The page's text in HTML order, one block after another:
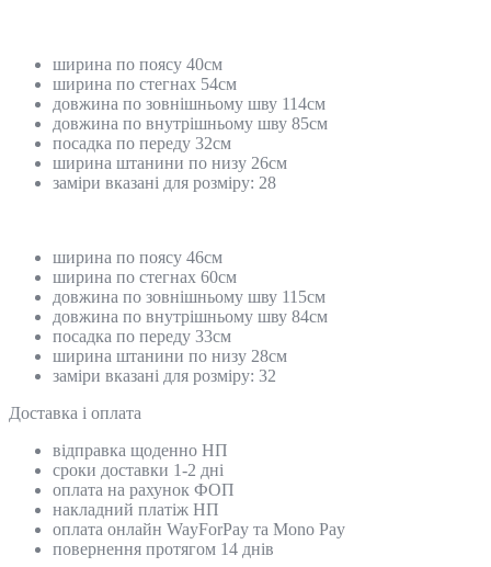
ширина по поясу 40см
ширина по стегнах 54см
довжина по зовнішньому шву 114см
довжина по внутрішньому шву 85см
посадка по переду 32см
ширина штанини по низу 26см
заміри вказані для розміру: 28
ширина по поясу 46см
ширина по стегнах 60см
довжина по зовнішньому шву 115см
довжина по внутрішньому шву 84см
посадка по переду 33см
ширина штанини по низу 28см
заміри вказані для розміру: 32
Доставка і оплата
відправка щоденно НП
сроки доставки 1-2 дні
оплата на рахунок ФОП
накладний платіж НП
оплата онлайн WayForPay та Mono Pay
повернення протягом 14 днів